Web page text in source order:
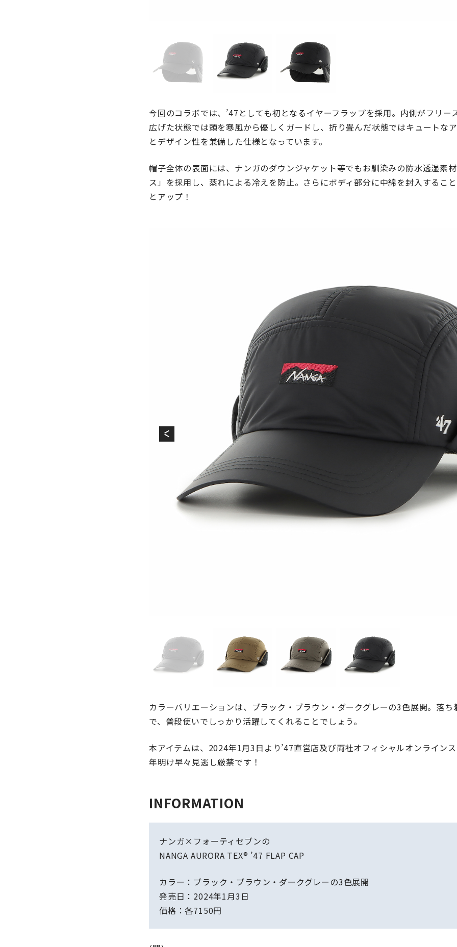
今回のコラボでは、’47としても初となるイヤーフラップを採用。内側がフリー
広げた状態では頭を寒風から優しくガードし、折り畳んだ状態ではキュートな
とデザイン性を兼備した仕様となっています。
帽子全体の表面には、ナンガのダウンジャケット等でもお馴染みの防水透湿素
ス」を採用し、蒸れによる冷えを防止。さらにボディ部分に中綿を封入するこ
とアップ！
カラーバリエーションは、ブラック・ブラウン・ダークグレーの3色展開。落
で、普段使いでしっかり活躍してくれることでしょう。
本アイテムは、2024年1月3日より’47直営店及び両社オフィシャルオンライン
年明け早々見逃し厳禁です！
INFORMATION
ナンガ×フォーティセブンの
NANGA AURORA TEX® ’47 FLAP CAP
カラー：ブラック・ブラウン・ダークグレーの3色展開
発売日：2024年1月3日
価格：各7150円